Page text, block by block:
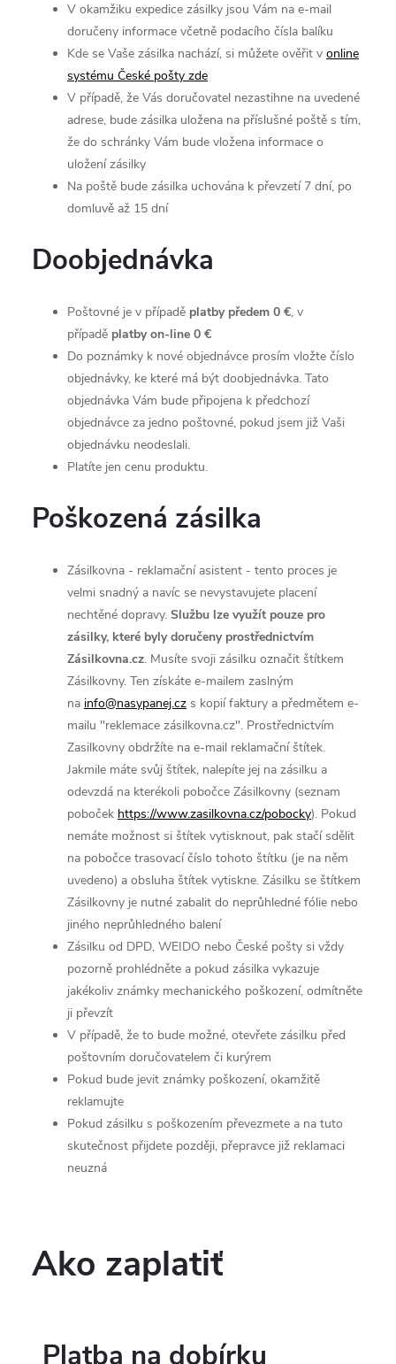
V okamžiku expedice zásilky jsou Vám na e-mail
doručeny informace včetně podacího čísla balíku
Kde se Vaše zásilka nachází, si můžete ověřit v online
systému České pošty zde
V případě, že Vás doručovatel nezastihne na uvedené
adrese, bude zásilka uložena na příslušné poště s tím,
že do schránky Vám bude vložena informace o
uložení zásilky
Na poště bude zásilka uchována k převzetí 7 dní, po
domluvě až 15 dní
Doobjednávka
Poštovné je v případě platby předem 0 €, v
případě platbyon-line 0 €
Do poznámky k nové objednávce prosím vložte číslo
objednávky, ke které má být doobjednávka. Tato
objednávka Vám bude připojena k předchozí
objednávce za jedno poštovné, pokud jsem již Vaši
objednávku neodeslali.
Platíte jen cenu produktu.
Poškozená zásilka
Zásilkovna - reklamační asistent - tento proces je
velmi snadný a navíc se nevystavujete placení
nechtěné dopravy. Službu lze využít pouze pro
zásilky, které byly doručeny prostřednictvím
Zásilkovna.cz. Musíte svoji zásilku označit štítkem
Zásilkovny. Ten získáte e-mailem zaslným
na info@nasypanej.cz s kopií faktury a předmětem e-
mailu "reklemace zásilkovna.cz". Prostřednictvím
Zasilkovny obdržíte na e-mail reklamační štítek.
Jakmile máte svůj štítek, nalepíte jej na zásilku a
odevzdá na kterékoli pobočce Zásilkovny (seznam
poboček https://www.zasilkovna.cz/pobocky). Pokud
nemáte možnost si štítek vytisknout, pak stačí sdělit
na pobočce trasovací číslo tohoto štítku (je na něm
uvedeno) a obsluha štítek vytiskne. Zásilku se štítkem
Zásilkovny je nutné zabalit do neprůhledné fólie nebo
jiného neprůhledného balení
Zásilku od DPD, WEIDO nebo České pošty si vždy
pozorně prohlédněte a pokud zásilka vykazuje
jakékoliv známky mechanického poškození, odmítněte
ji převzít
V případě, že to bude možné, otevřete zásilku před
poštovním doručovatelem či kurýrem
Pokud bude jevit známky poškození, okamžitě
reklamujte
Pokud zásilku s poškozením převezmete a na tuto
skutečnost přijdete později, přepravce již reklamaci
neuzná
Ako zaplatiť
Platba na dobírku